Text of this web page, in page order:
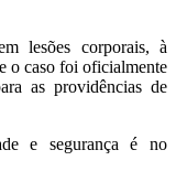
lesões corporais, à
o caso foi oficialmente
as providências de
e segurança é no